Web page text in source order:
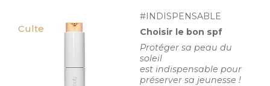
Culte
#INDISPENSABLE
Choisir le bon spf
Protéger sa peau du
soleil
est indispensable pour
préserver sa jeunesse !